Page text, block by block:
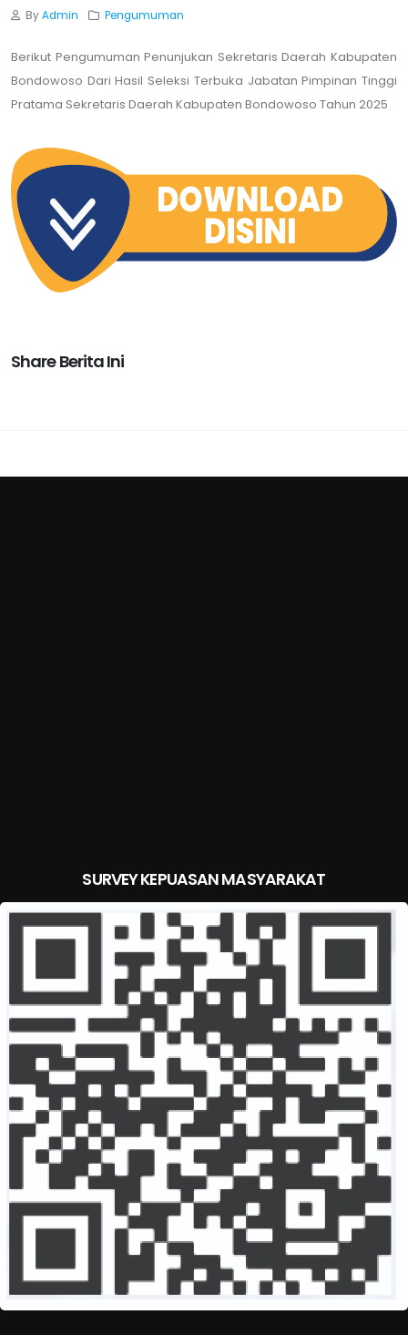
ByAdmin Pengumuman
Berikut Pengumuman Penunjukan Sekretaris Daerah Kabupaten
Bondowoso Dari Hasil Seleksi Terbuka Jabatan Pimpinan Tinggi
Pratama Sekretaris Daerah Kabupaten Bondowoso Tahun 2025
Share Berita Ini
SURVEY KEPUASAN MASYARAKAT